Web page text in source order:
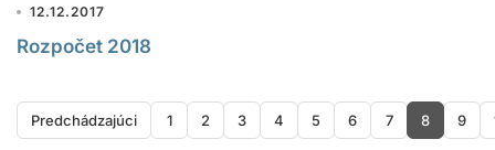
12.12.2017
Rozpočet 2018
Predchádzajúci 1 2 3 4 5 6 7 8 9